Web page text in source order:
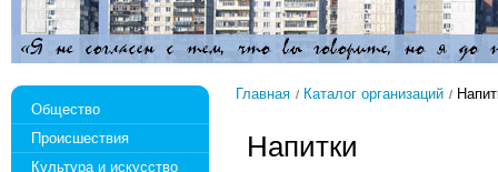
Общество
Происшествия
Культура и искусство
Главная Каталог организаций
Напитки